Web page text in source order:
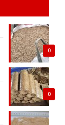
0
0